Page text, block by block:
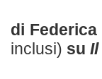
di
inclusi) su Il